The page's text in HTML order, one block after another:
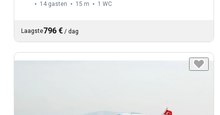
14 gasten 15 m 1 WC
Laagste796 € / dag